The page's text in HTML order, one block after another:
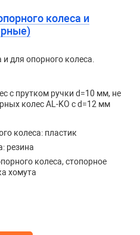
колеса и
для опорного колеса.
с прутком ручки d=10 мм, не
колес AL-KO с d=12 мм
колеса: пластик
резина
колеса, стопорное
хомута